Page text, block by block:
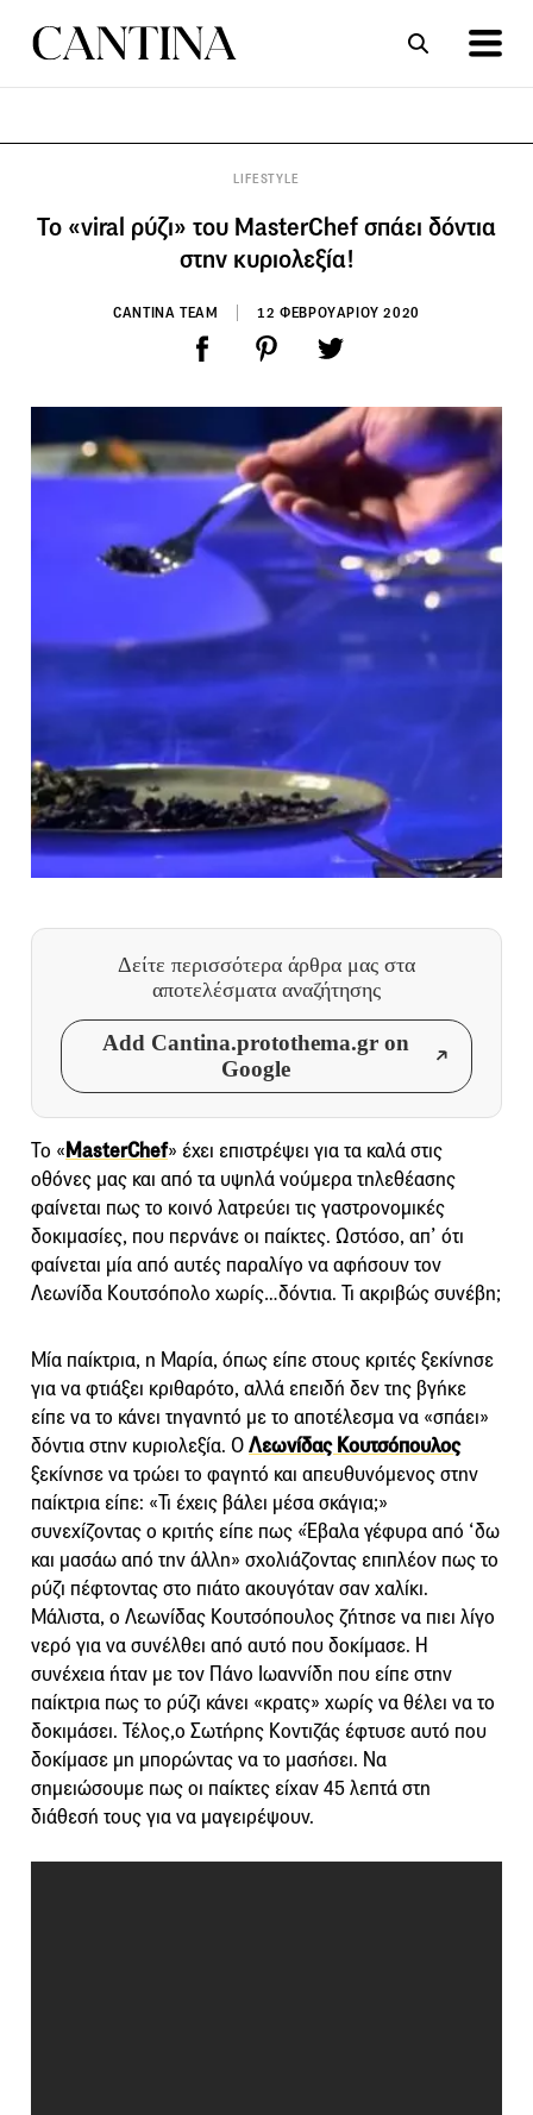
LIFESTYLE
Το «viral ρύζι» του MasterChef σπάει δόντια
στην κυριολεξία!
CANTINA TEAM 12 ΦΕΒΡΟΥΑΡΙΟΥ 2020
Δείτε περισσότερα άρθρα μας στα
αποτελέσματα αναζήτησης
Add Cantina.protothema.gr on
Google
Το «MasterChef» έχει επιστρέψει για τα καλά στις
οθόνες μας και από τα υψηλά νούμερα τηλεθέασης
φαίνεται πως το κοινό λατρεύει τις γαστρονομικές
δοκιμασίες, που περνάνε οι παίκτες. Ωστόσο, απ’ ότι
φαίνεται μία από αυτές παραλίγο να αφήσουν τον
Λεωνίδα Κουτσόπολο χωρίς…δόντια. Τι ακριβώς συνέβη;
Μία παίκτρια, η Μαρία, όπως είπε στους κριτές ξεκίνησε
για να φτιάξει κριθαρότο, αλλά επειδή δεν της βγήκε
είπε να το κάνει τηγανητό με το αποτέλεσμα να «σπάει»
δόντια στην κυριολεξία. ΟΛεωνίδας Κουτσόπουλος
ξεκίνησε να τρώει το φαγητό και απευθυνόμενος στην
παίκτρια είπε: «Τι έχεις βάλει μέσα σκάγια;»
συνεχίζοντας ο κριτής είπε πως «Έβαλα γέφυρα από ‘δω
και μασάω από την άλλη» σχολιάζοντας επιπλέον πως το
ρύζι πέφτοντας στο πιάτο ακουγόταν σαν χαλίκι.
Μάλιστα, ο Λεωνίδας Κουτσόπουλος ζήτησε να πιει λίγο
νερό για να συνέλθει από αυτό που δοκίμασε. Η
συνέχεια ήταν με τον Πάνο Ιωαννίδη που είπε στην
παίκτρια πως το ρύζι κάνει «κρατς» χωρίς να θέλει να το
δοκιμάσει. Τέλος,ο Σωτήρης Κοντιζάς έφτυσε αυτό που
δοκίμασε μη μπορώντας να το μασήσει. Να
σημειώσουμε πως οι παίκτες είχαν 45 λεπτά στη
διάθεσή τους για να μαγειρέψουν.